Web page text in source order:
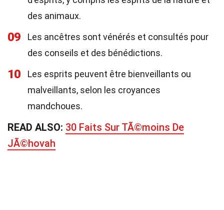
des animaux.
09
Les ancêtres sont vénérés et consultés pour
des conseils et des bénédictions.
10
Les esprits peuvent être bienveillants ou
malveillants, selon les croyances
mandchoues.
READ ALSO: 30 Faits Sur TÃ©moins De
JÃ©hovah